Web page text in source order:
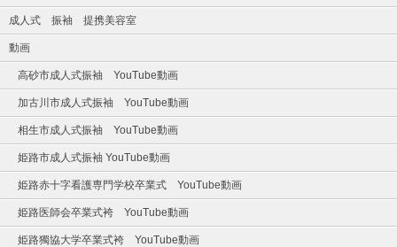
成人式 振袖 提携美容室
動画
高砂市成人式振袖 YouTube動画
加古川市成人式振袖 YouTube動画
相生市成人式振袖 YouTube動画
姫路市成人式振袖 YouTube動画
姫路赤十字看護専門学校卒業式 YouTube動画
姫路医師会卒業式袴 YouTube動画
姫路獨協大学卒業式袴 YouTube動画